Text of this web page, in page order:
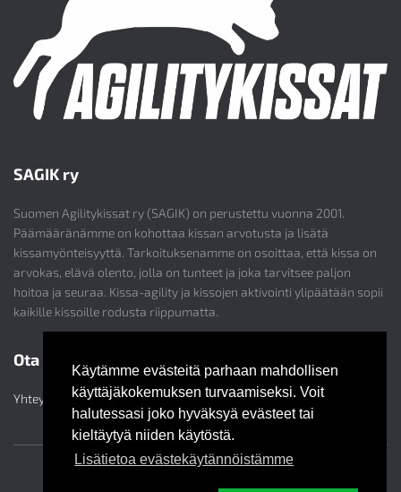
SAGIK ry
Suomen Agilitykissat ry (SAGIK) on perustettu vuonna 2001.
Päämääränämme on kohottaa kissan arvotusta ja lisätä
kissamyönteisyyttä. Tarkoituksenamme on osoittaa, että kissa on
arvokas, elävä olento, jolla on tunteet ja joka tarvitsee paljon
hoitoa ja seuraa. Kissa-agility ja kissojen aktivointi ylipäätään sopii
kaikille kissoille rodusta riippumatta.
Ota yhteyttä
Yhteystiedot
Käytämme evästeitä parhaan mahdollisen
käyttäjäkokemuksen turvaamiseksi. Voit
halutessasi joko hyväksyä evästeet tai
kieltäytyä niiden käytöstä.
Lisätietoa evästekäytännöistämme